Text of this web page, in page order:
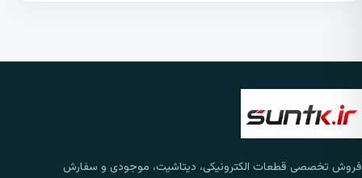
فروش تخصصی قطعات الکترونیکی، دیتاشیت، موجودی و سفارش